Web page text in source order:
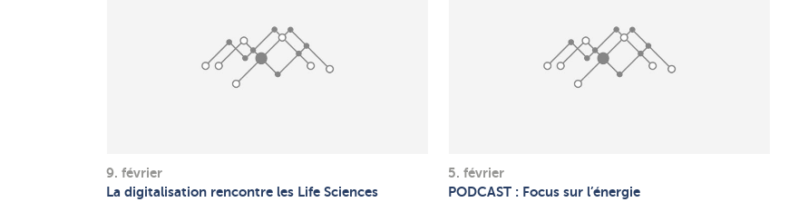
9. février
La digitalisation rencontre les Life Sciences
5. février
PODCAST : Focus sur l’énergie